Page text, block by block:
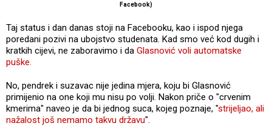
Facebook)
Taj status i dan danas stoji na Facebooku, kao i ispod njega
poredani pozivi na ubojstvo studenata. Kad smo već kod dugih i
kratkih cijevi, ne zaboravimo i da Glasnović voli automatske
puške.
No, pendrek i suzavac nije jedina mjera, koju bi Glasnović
primijenio na one koji mu nisu po volji. Nakon priče o "crvenim
kmerima" naveo je da bi jednog suca, kojeg poznaje, "strijeljao, ali
nažalost još nemamo takvu državu".